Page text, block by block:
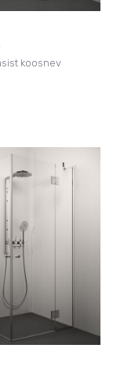
koosnev